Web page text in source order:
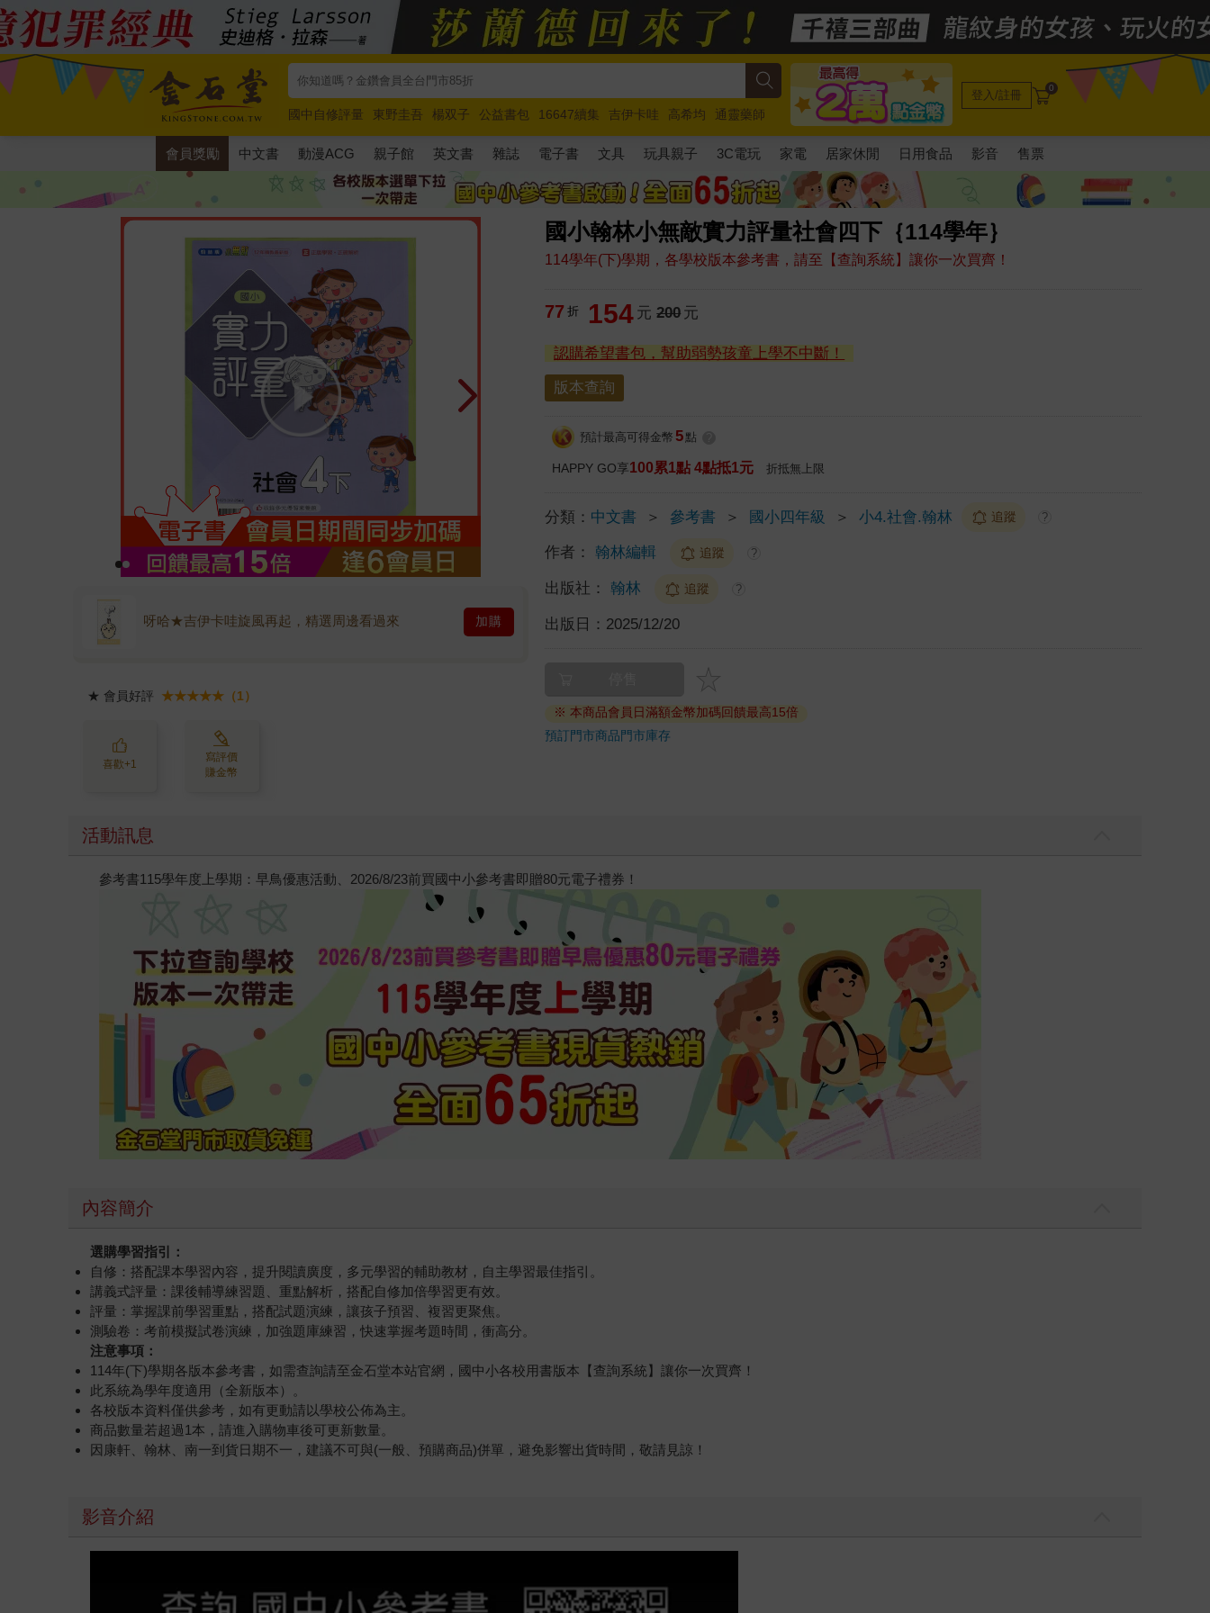
國中自修評量 東野圭吾 楊双子 公益書包 16647續集 吉伊卡哇 高希均
通靈藥師
唯紅花綻放
奧德賽 路邊攤新作 馬斯克 玩具總動員5 超慢跑
登入/註冊 0
會員獎勵 中文書 動漫ACG 親子館 英文書 雜誌 電子書 文具 玩具親子 3C電玩 家電 居家休閒 日用食品 影音 售票
國小翰林小無敵實力評量社會四下｛114學年｝
114學年(下)學期，各學校版本參考書，請至【查詢系統】讓你一次買齊！
呀哈★吉伊卡哇旋風再起，精選周邊看過來 加購
★ 會員好評 ★★★★★（1）
喜歡+1
寫評價
賺金幣
77 折 154 元 200 元
認購希望書包，幫助弱勢孩童上學不中斷！
版本查詢
預計最高可得金幣 5 點
HAPPY GO享100累1點 4點抵1元 折抵無上限
分類： 中文書 ＞ 參考書 ＞ 國小四年級 ＞ 小4.社會.翰林 追蹤 ?
作者： 翰林編輯 追蹤 ?
出版社： 翰林 追蹤 ?
出版日： 2025/12/20
※ 本商品會員日滿額金幣加碼回饋最高15倍
預訂門市商品門市庫存
活動訊息
參考書115學年度上學期：早鳥優惠活動、2026/8/23前買國中小參考書即贈80元電子禮券！
內容簡介
選購學習指引：
自修：搭配課本學習內容，提升閱讀廣度，多元學習的輔助教材，自主學習最佳指引。
講義式評量：課後輔導練習題、重點解析，搭配自修加倍學習更有效。
評量：掌握課前學習重點，搭配試題演練，讓孩子預習、複習更聚焦。
測驗卷：考前模擬試卷演練，加強題庫練習，快速掌握考題時間，衝高分。
注意事項：
114年(下)學期各版本參考書，如需查詢請至金石堂本站官網，國中小各校用書版本【查詢系統】讓你一次買齊！
此系統為學年度適用（全新版本）。
各校版本資料僅供參考，如有更動請以學校公佈為主。
商品數量若超過1本，請進入購物車後可更新數量。
因康軒、翰林、南一到貨日期不一，建議不可與(一般、預購商品)併單，避免影響出貨時間，敬請見諒！
影音介紹